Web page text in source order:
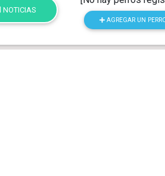
NOTICIAS
AGREGAR UN